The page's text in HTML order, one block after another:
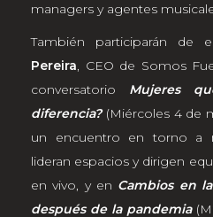
managers y agentes
También participarán de
Pereira , CEO de Somos
conversatorio Mujeres
diferencia?(Miércoles 4 de
un encuentro en torno a
lideran espacios y dirigen
en vivo, y en Cambios en
después de la pandemia